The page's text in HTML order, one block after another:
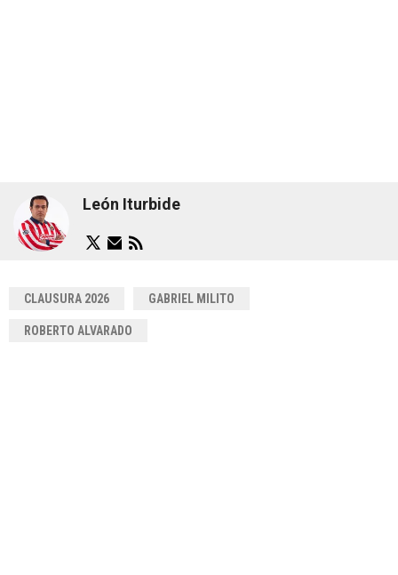
León Iturbide
CLAUSURA 2026 GABRIEL MILITO
ROBERTO ALVARADO